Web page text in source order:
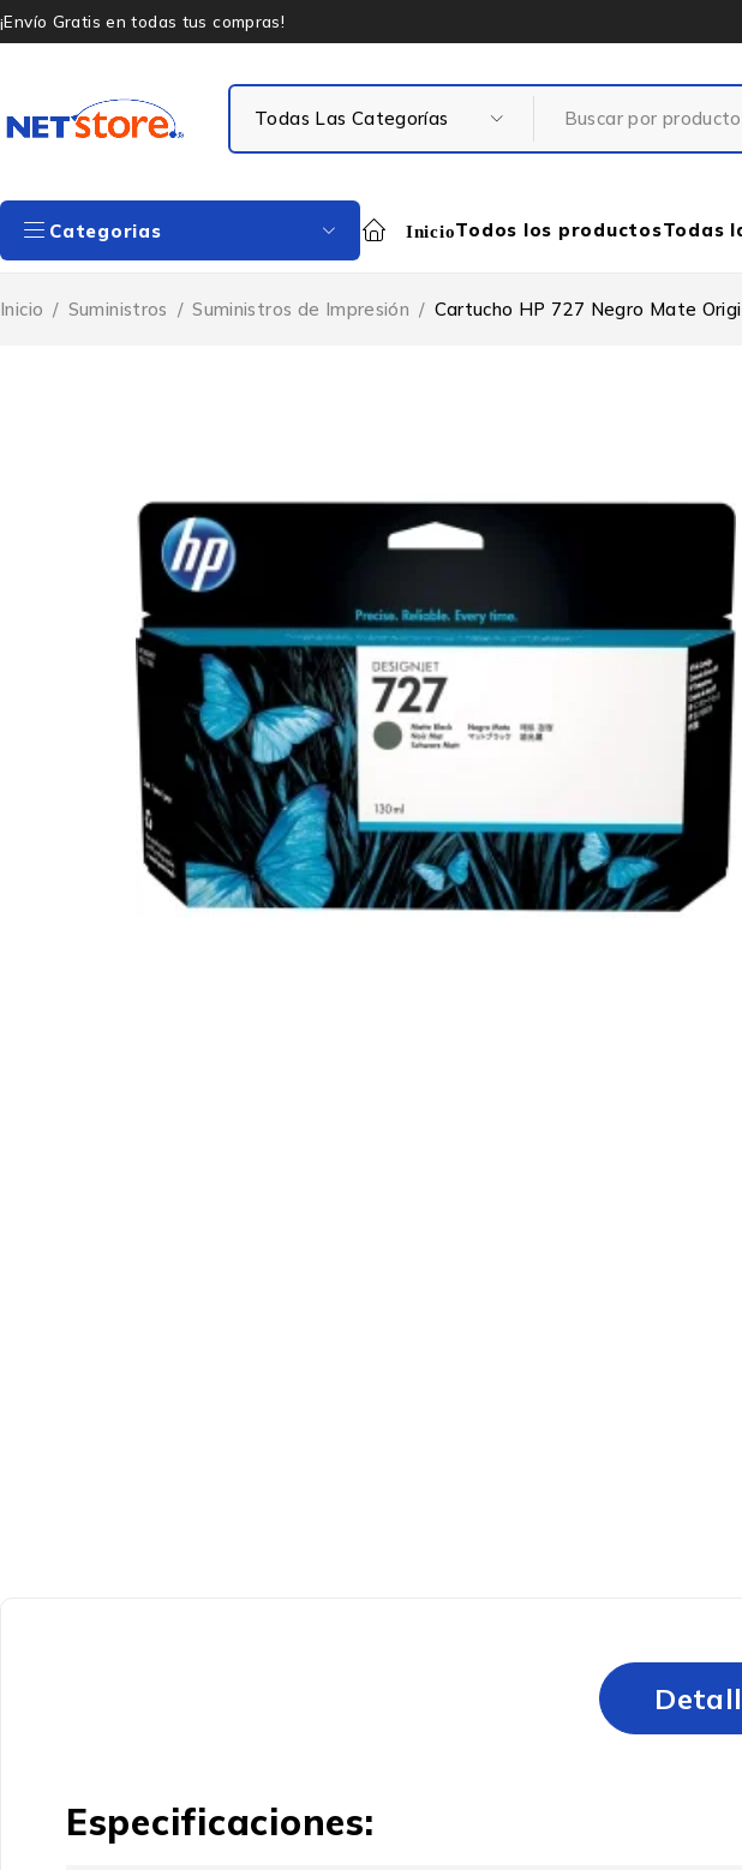
¡Envío Gratis en todas tus compras!
Categorias InicioTodos los productosTodas
Inicio / Suministros / Suministros de Impresión / Cartucho HP 727 Negro Mate
Especificaciones: